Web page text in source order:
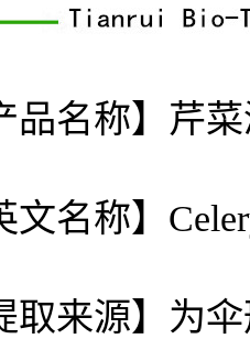
品名称】芹
文名称】
取来源】为